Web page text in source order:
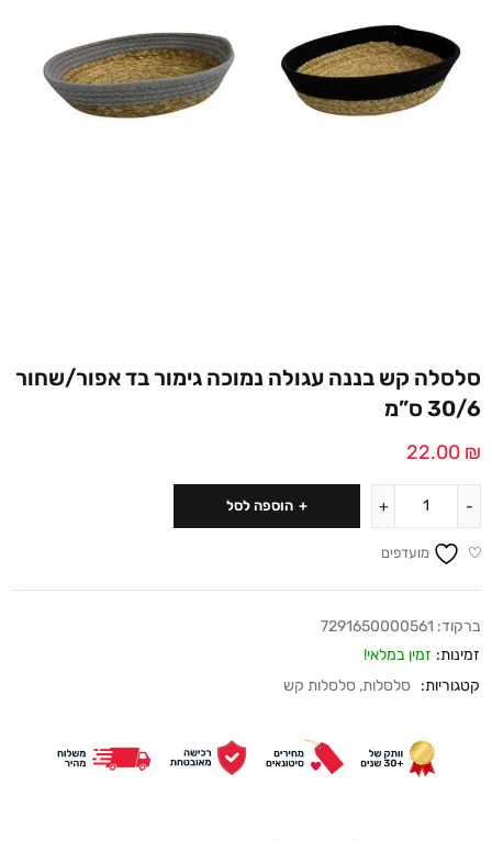
סלסלה קש בננה עגולה נמוכה גימור בד אפור/שחור
30/6 ס”מ
22.00 ₪
הוספה לסל
מועדפים
ברקוד: 7291650000561
זמינות: זמין במלאי!
קטגוריות:
סלסלות, סלסלות קש